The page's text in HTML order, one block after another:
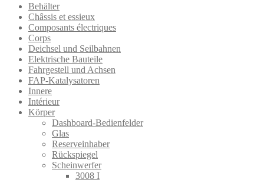
Behälter
Châssis et essieux
Composants électriques
Corps
Deichsel und Seilbahnen
Elektrische Bauteile
Fahrgestell und Achsen
FAP-Katalysatoren
Innere
Intérieur
Körper
Dashboard-Bedienfelder
Glas
Reserveinhaber
Rückspiegel
Scheinwerfer
3008 I